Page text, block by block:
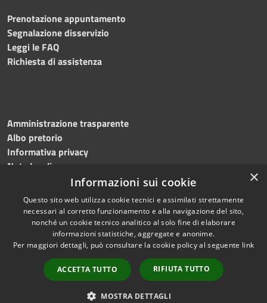
Prenotazione appuntamento
Segnalazione disservizio
Leggi le FAQ
Richiesta di assistenza
Amministrazione trasparente
Albo pretorio
Informativa privacy
Note legali
Dichiarazione di accessibilità
Accessibilità
Copyright © 2026 • Comune di
Mottola • Powered by
Municipium•
Accesso
redazione
×
Informazioni sui cookie
Questo sito web utilizza cookie tecnici e assimilati strettamente
necessari al corretto funzionamento e alla navigazione del sito,
nonché un cookie tecnico analitico al solo fine di elaborare
informazioni statistiche, aggregate e anonime.
Per maggiori dettagli, può consultare la cookie policy al seguente link
ACCETTA TUTTO RIFIUTA TUTTO
MOSTRA DETTAGLI